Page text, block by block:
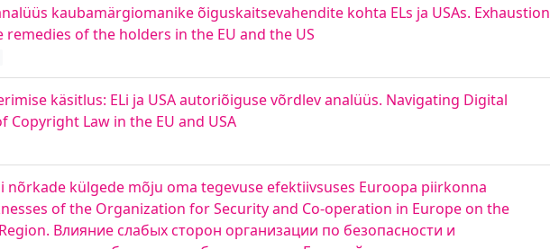
kaubamärgiomanike õiguskaitsevahendite kohta ELs ja USAs. Exhaustion
of the holders in the EU and the US
käsitlus: ELi ja USA autoriõiguse võrdlev analüüs. Navigating Digital
Copyright Law in the EU and USA
külgede mõju oma tegevuse efektiivsuses Euroopa piirkonna
of the Organization for Security and Co-operation in Europe on the
Влияние слабых сторон организации по безопасности и